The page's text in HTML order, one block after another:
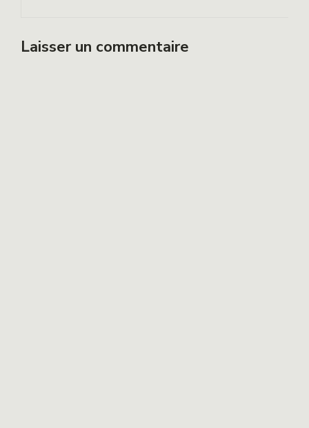
Laisser un commentaire